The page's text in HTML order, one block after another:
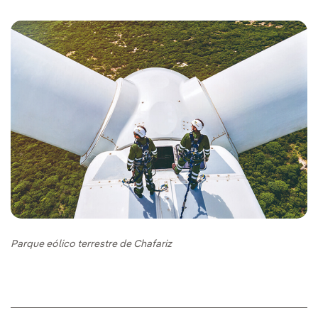
Parque eólico terrestre de Chafariz